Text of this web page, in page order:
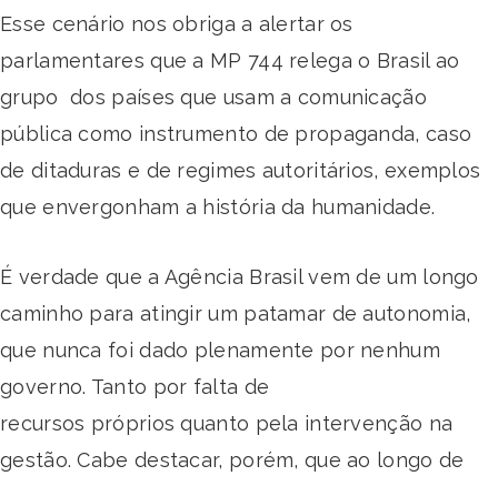
Esse cenário nos obriga a alertar os
parlamentares que a MP 744 relega o Brasil ao
grupo dos países que usam a comunicação
pública como instrumento de propaganda, caso
de ditaduras e de regimes autoritários, exemplos
que envergonham a história da humanidade.
É verdade que a Agência Brasil vem de um longo
caminho para atingir um patamar de autonomia,
que nunca foi dado plenamente por nenhum
governo. Tanto por falta de
recursos próprios quanto pela intervenção na
gestão. Cabe destacar, porém, que ao longo de